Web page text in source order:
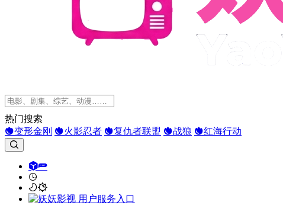
热门搜索
变形金刚
火影忍者 复仇者联盟 战狼 红海行动